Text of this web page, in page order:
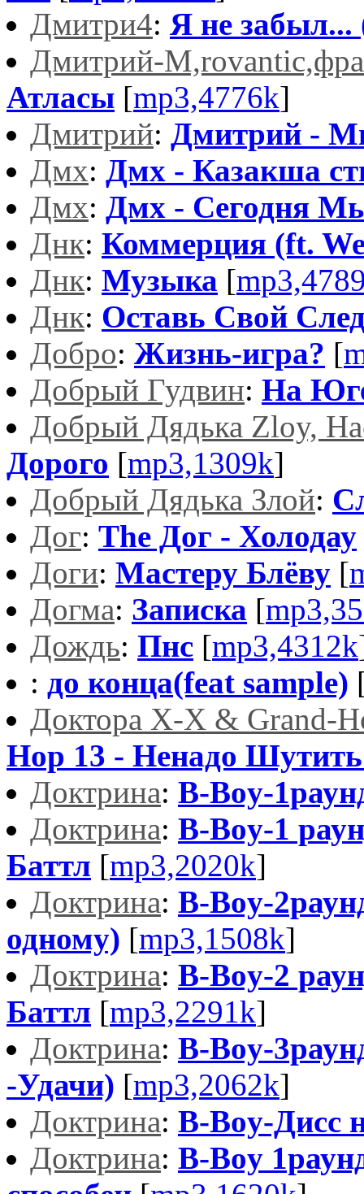
Дмитри4: Я не забыл...
Дмитрий-
Атласы [mp3,4776k]
Дмитрий: Дмитрий -
Дмх: Дмх - Казакша
Дмх: Дмх - Сегодня
Днк: Коммерция (ft.
Днк: Музыка [
Днк: Оставь Свой
Добро: Жизнь-игра? [
Добрый Гудвин: На
Добрый Дядька Zloy,
Дорого [mp3,1309k]
Добрый Дядька Злой:
Дог: The Дог - Холодау
Доги: Мастеру Блёву [
Догма: Записка [
Дождь: Пнс [mp3,4312k
: до конца(feat sample)
Доктора Х-Х & Grand-
Hop 13 - Ненадо
Доктрина: B-Boy-
Доктрина: B-Boy-1
Баттл [mp3,2020k]
Доктрина: B-Boy-
одному) [mp3,1508k]
Доктрина: B-Boy-2
Баттл [mp3,2291k]
Доктрина: B-Boy-
-Удачи) [mp3,2062k]
Доктрина: B-Boy-Дисс
Доктрина: B-Boy